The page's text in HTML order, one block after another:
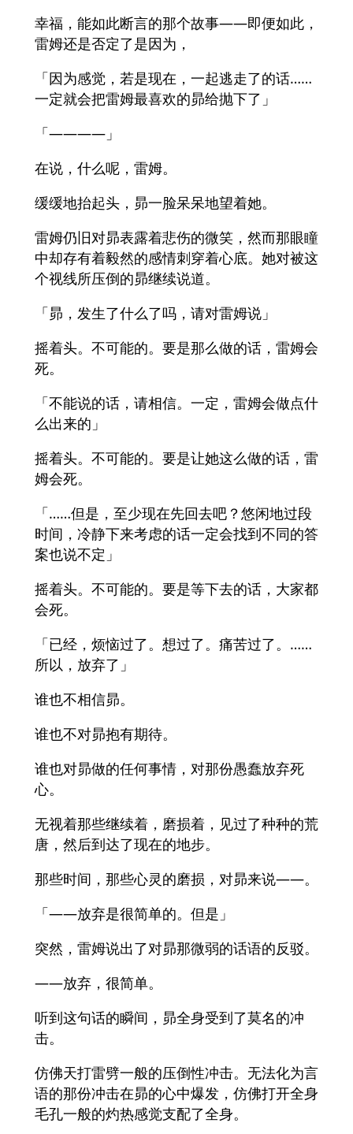
幸福，能如此断言的那个故事——即便如此，
雷姆还是否定了是因为，
「因为感觉，若是现在，一起逃走了的话……
一定就会把雷姆最喜欢的昴给抛下了」
「————」
在说，什么呢，雷姆。
缓缓地抬起头，昴一脸呆呆地望着她。
雷姆仍旧对昴表露着悲伤的微笑，然而那眼瞳
中却存有着毅然的感情刺穿着心底。她对被这
个视线所压倒的昴继续说道。
「昴，发生了什么了吗，请对雷姆说」
摇着头。不可能的。要是那么做的话，雷姆会
死。
「不能说的话，请相信。一定，雷姆会做点什
么出来的」
摇着头。不可能的。要是让她这么做的话，雷
姆会死。
「……但是，至少现在先回去吧？悠闲地过段
时间，冷静下来考虑的话一定会找到不同的答
案也说不定」
摇着头。不可能的。要是等下去的话，大家都
会死。
「已经，烦恼过了。想过了。痛苦过了。……
所以，放弃了」
谁也不相信昴。
谁也不对昴抱有期待。
谁也对昴做的任何事情，对那份愚蠢放弃死
心。
无视着那些继续着，磨损着，见过了种种的荒
唐，然后到达了现在的地步。
那些时间，那些心灵的磨损，对昴来说——。
「——放弃是很简单的。但是」
突然，雷姆说出了对昴那微弱的话语的反驳。
——放弃，很简单。
听到这句话的瞬间，昴全身受到了莫名的冲
击。
仿佛天打雷劈一般的压倒性冲击。无法化为言
语的那份冲击在昴的心中爆发，仿佛打开全身
毛孔一般的灼热感觉支配了全身。